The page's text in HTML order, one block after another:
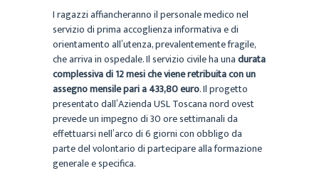
I ragazzi affiancheranno il personale medico nel
servizio di prima accoglienza informativa e di
orientamento all’utenza, prevalentemente fragile,
che arriva in ospedale. Il servizio civile ha unadurata
complessiva di 12 mesi che viene retribuita con un
assegno mensile pari a 433,80 euro. Il progetto
presentato dall’Azienda USL Toscana nord ovest
prevede un impegno di 30 ore settimanali da
effettuarsi nell’arco di 6 giorni con obbligo da
parte del volontario di partecipare alla formazione
generale e specifica.